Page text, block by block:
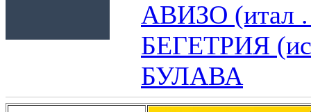
АВИЗО (итал .
БЕГЕТРИЯ
БУЛАВА